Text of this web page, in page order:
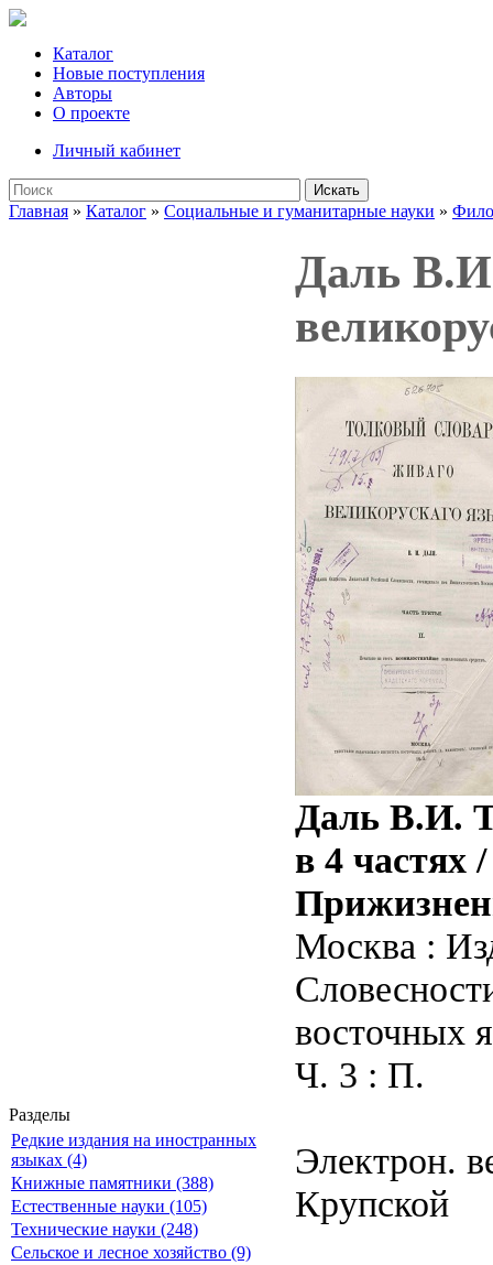
Каталог
Новые поступления
Авторы
О проекте
Личный кабинет
Искать
Главная » Каталог » Социальные и гуманитарные науки »
Разделы
Редкие издания на иностранных
языках (4)
Книжные памятники (388)
Естественные науки (105)
Технические науки (248)
Сельское и лесное хозяйство (9)
Даль
Даль В.И.
в 4 частях
Москва :
восточных
Ч. 3 : П.
Электрон.
Крупской